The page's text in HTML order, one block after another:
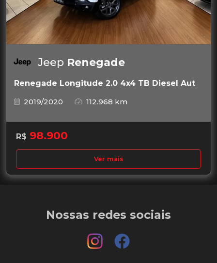
Jeep Renegade
Renegade Longitude 2.0 4x4 TB Diesel Aut
2019/2020
112.968 km
R$ 98.900
Ver mais
Nossas redes sociais